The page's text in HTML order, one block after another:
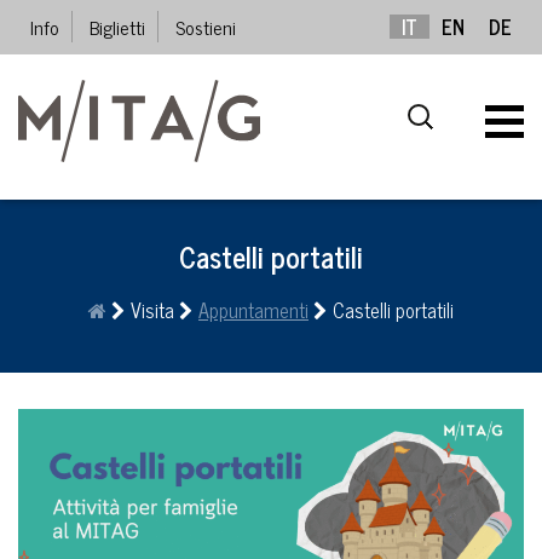
Info Biglietti Sostieni IT EN DE
Castelli portatili
Visita Appuntamenti Castelli portatili